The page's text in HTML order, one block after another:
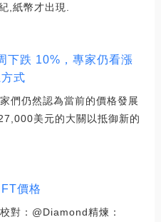
,紙幣才出現.
下跌 10%，專家仍看漲
式
們仍然認為當前的價格發展
美元的大關以抵御新的
價格
對：@Diamond精煉：